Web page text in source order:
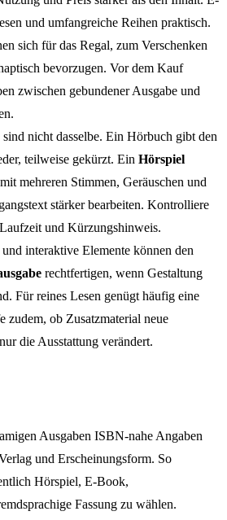
und umfangreiche Reihen praktisch.
sich für das Regal, zum Verschenken
bevorzugen. Vor dem Kauf
zwischen gebundener Ausgabe und
nicht dasselbe. Ein Hörbuch gibt den
teilweise gekürzt. Ein Hörspiel
mehreren Stimmen, Geräuschen und
stärker bearbeiten. Kontrolliere
und Kürzungshinweis.
interaktive Elemente können den
rechtfertigen, wenn Gestaltung
Für reines Lesen genügt häufig eine
zudem, ob Zusatzmaterial neue
die Ausstattung verändert.
Ausgaben ISBN-nahe Angaben
und Erscheinungsform. So
Hörspiel, E-Book,
Fassung zu wählen.